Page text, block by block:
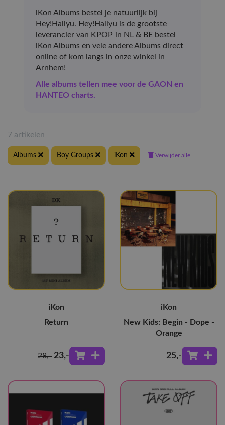
iKon Albums bestel je natuurlijk bij
Hey!Hallyu. Hey!Hallyu is de grootste
leverancier van KPOP in NL & BE bestel
iKon Albums en vele andere Albums direct
online of kom langs in onze winkel in
Arnhem!
Alle albums tellen mee voor de GAON en
HANTEO charts.
7 artikelen
Albums Boy Groups iKon Verwijder alle
iKon
Return
28,- 23,-
iKon
New Kids: Begin - Dope -
Orange
25,-